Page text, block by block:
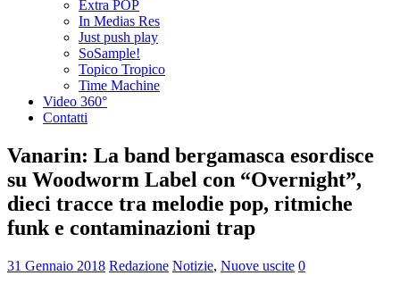
Extra POP
In Medias Res
Just push play
SoSample!
Topico Tropico
Time Machine
Video 360°
Contatti
Vanarin: La band bergamasca esordisce
su Woodworm Label con “Overnight”,
dieci tracce tra melodie pop, ritmiche
funk e contaminazioni trap
31 Gennaio 2018 Redazione Notizie, Nuove uscite 0